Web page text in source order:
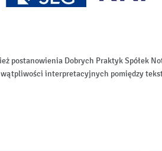
Dobrych Praktyk Spółek
interpretacyjnych pomiędzy